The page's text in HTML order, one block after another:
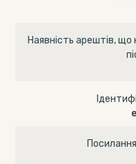
Наявність арештів,